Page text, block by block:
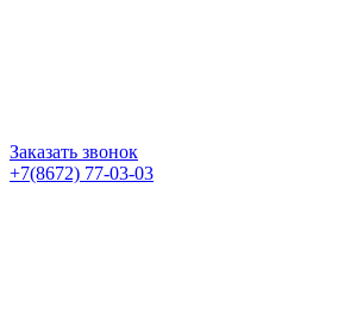
Заказать звонок
+7(8672) 77-03-03